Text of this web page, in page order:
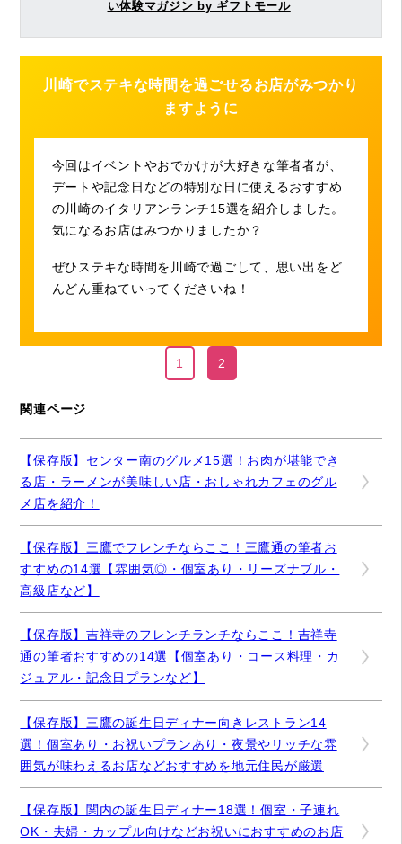
い体験マガジン by ギフトモール
川崎でステキな時間を過ごせるお店がみつかり
ますように
今回はイベントやおでかけが大好きな筆者者が、
デートや記念日などの特別な日に使えるおすすめ
の川崎のイタリアンランチ15選を紹介しました。
気になるお店はみつかりましたか？
ぜひステキな時間を川崎で過ごして、思い出をど
んどん重ねていってくださいね！
1 2
関連ページ
【保存版】センター南のグルメ15選！お肉が堪能でき
る店・ラーメンが美味しい店・おしゃれカフェのグル
メ店を紹介！
【保存版】三鷹でフレンチならここ！三鷹通の筆者お
すすめの14選【雰囲気◎・個室あり・リーズナブル・
高級店など】
【保存版】吉祥寺のフレンチランチならここ！吉祥寺
通の筆者おすすめの14選【個室あり・コース料理・カ
ジュアル・記念日プランなど】
【保存版】三鷹の誕生日ディナー向きレストラン14
選！個室あり・お祝いプランあり・夜景やリッチな雰
囲気が味わえるお店などおすすめを地元住民が厳選
【保存版】関内の誕生日ディナー18選！個室・子連れ
OK・夫婦・カップル向けなどお祝いにおすすめのお店